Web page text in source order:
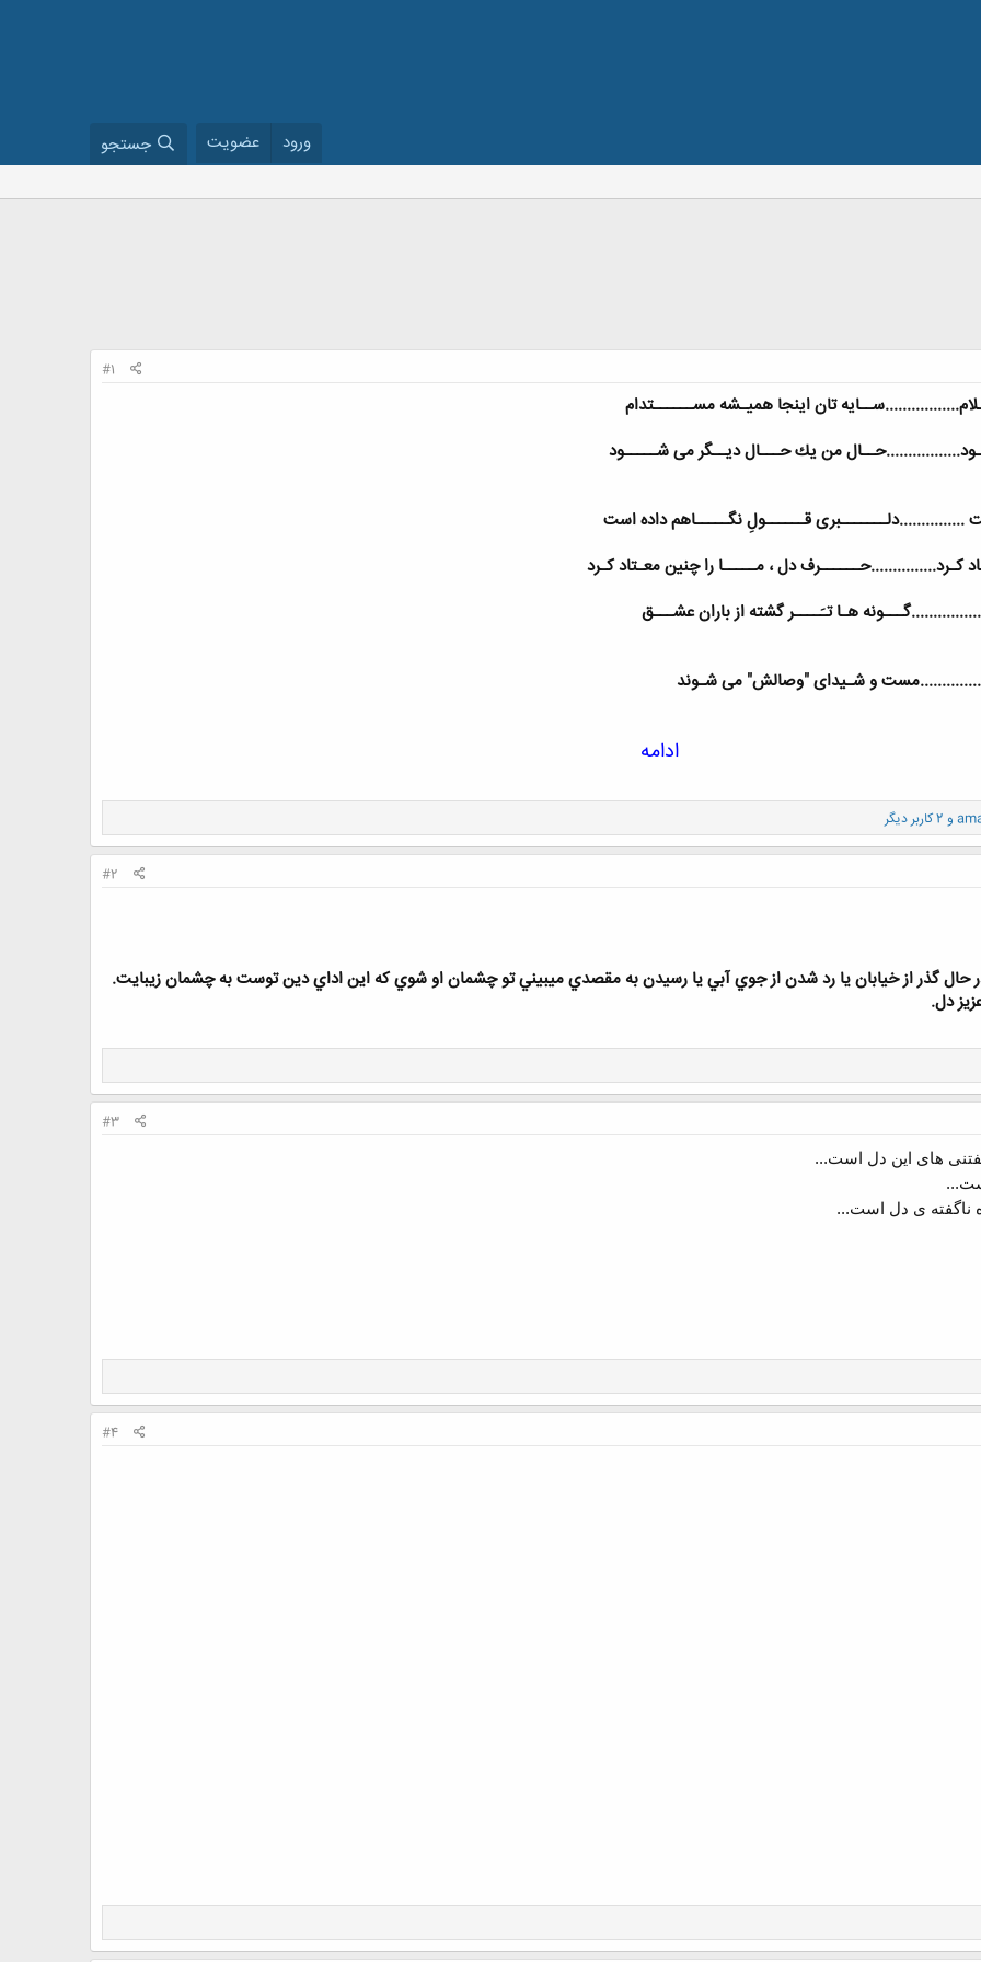
ورود عضویت جستجو
#1
تان اینجا همیـشه مســــــتدام
من یك حـــال دیــگر می شـــــود
...............دلـــــــبری قــــــولِ نگـــــاهم داده است
كـرد...............حــــــرف دل ، مـــــا را چنین معـتاد كـرد
هـا تـَــــر گشته از باران عشـــق
و شـیدای "وصالش" می شـوند
ادامه
و 2 کاربر دیگر
#2
حال گذر از خيابان يا رد شدن از جوي آبي يا رسيدن به مقصدي ميبيني تو چشمان او شوي كه اين اداي دين توست به چشمان زيبايت.
دل.
#3
های این دل است...
ناگفته ی دل است...
#4